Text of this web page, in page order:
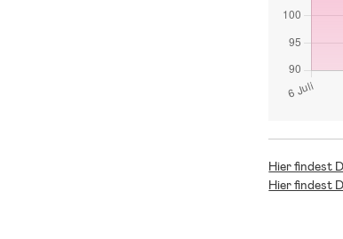
Hier findest
Hier findest